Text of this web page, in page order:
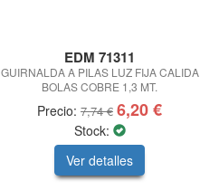
EDM 71311
GUIRNALDA A PILAS LUZ FIJA CALIDA
BOLAS COBRE 1,3 MT.
Precio: 7,74 € 6,20 €
Stock:
Ver detalles